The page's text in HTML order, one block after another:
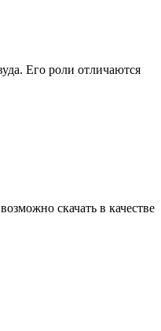
Его роли отличаются
скачать в качестве